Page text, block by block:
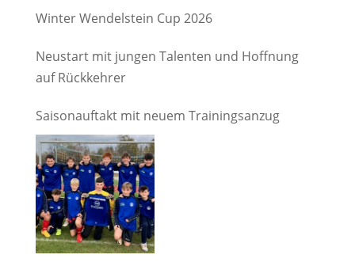
Winter Wendelstein Cup 2026
Neustart mit jungen Talenten und Hoffnung
auf Rückkehrer
Saisonauftakt mit neuem Trainingsanzug